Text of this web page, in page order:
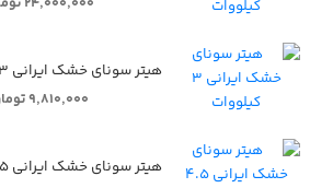
هیتر سونای خشک ایرانی ۳ کیلووات
۹,۸۱۰,۰۰۰ تومان
هیتر سونای خشک ایرانی ۴.۵ کیلووات